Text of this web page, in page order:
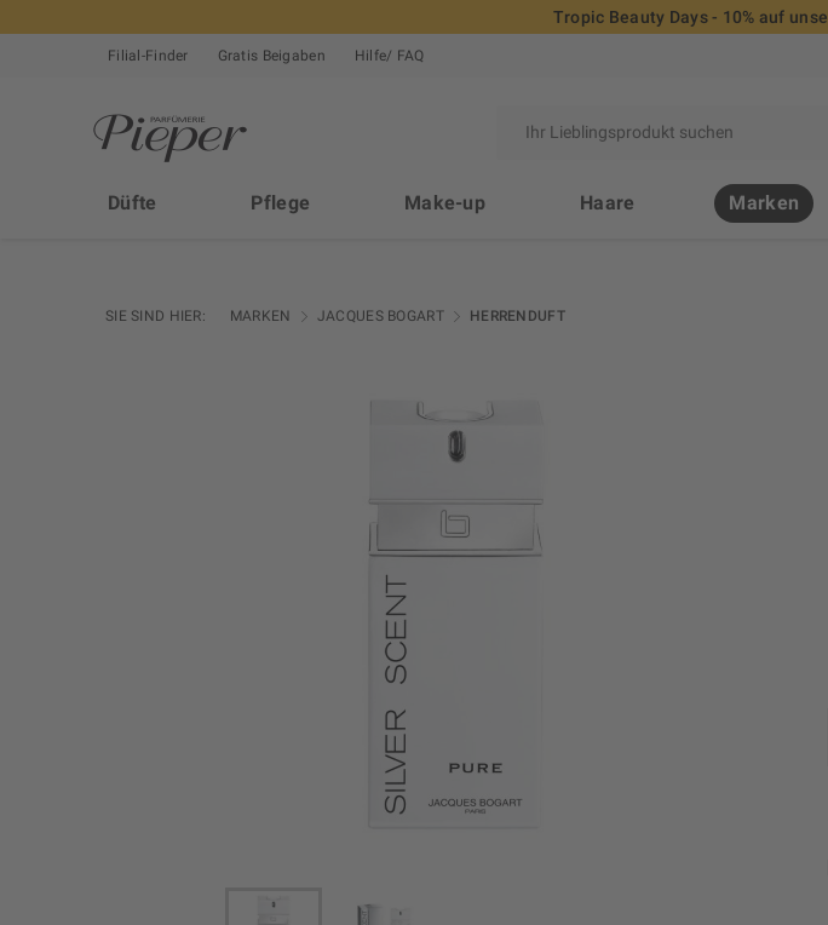
Tropic Beauty Days - 10% auf
Filial-Finder Gratis Beigaben Hilfe/ FAQ
Düfte Pflege Make-up Haare Marken
SIE SIND HIER: MARKEN JACQUES BOGART HERRENDUFT